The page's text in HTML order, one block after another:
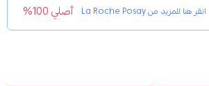
انقر هنا للمزيد منLa Roche Posay أصلي 100%
للعين للبشرة الحساسة - 20 مل